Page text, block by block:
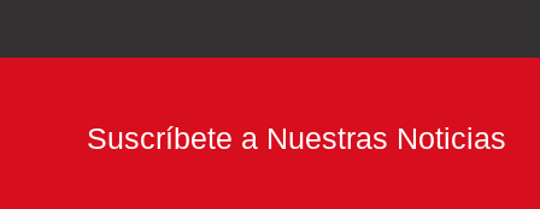
Suscríbete a Nuestras Noticias